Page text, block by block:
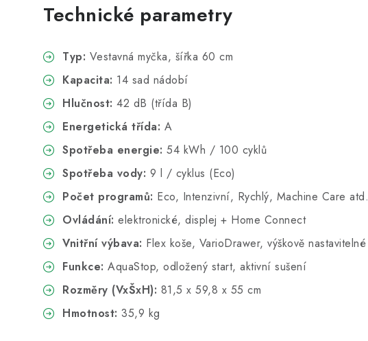
Technické parametry
Typ: Vestavná myčka, šířka 60 cm
Kapacita: 14 sad nádobí
Hlučnost: 42 dB (třída B)
Energetická třída: A
Spotřeba energie: 54 kWh / 100 cyklů
Spotřeba vody: 9 l / cyklus (Eco)
Počet programů: Eco, Intenzivní, Rychlý, Machine Care atd.
Ovládání: elektronické, displej + Home Connect
Vnitřní výbava: Flex koše, VarioDrawer, výškově nastavitelné
Funkce: AquaStop, odložený start, aktivní sušení
Rozměry (VxŠxH): 81,5 x 59,8 x 55 cm
Hmotnost: 35,9 kg